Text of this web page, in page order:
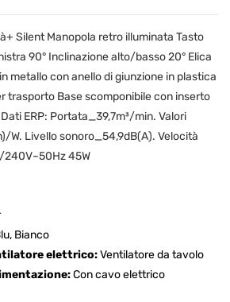
Silent Manopola retro illuminata Tasto
90° Inclinazione alto/basso 20° Elica
metallo con anello di giunzione in plastica
trasporto Base scomponibile con inserto
ERP: Portata_39,7m³/min. Valori
W. Livello sonoro_54,9dB(A). Velocità
45W
Bianco
elettrico:Ventilatore da tavolo
Con cavo elettrico